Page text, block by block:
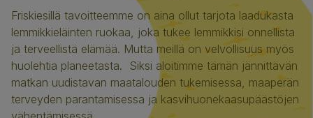
Friskiesillä tavoitteemme on aina ollut tarjota laadukasta
lemmikkieläinten ruokaa, joka tukee lemmikkisi onnellista
ja terveellistä elämää. Mutta meillä on velvollisuus myös
huolehtia planeetasta. Siksi aloitimme tämän jännittävän
matkan uudistavan maatalouden tukemisessa, maaperän
terveyden parantamisessa ja kasvihuonekaasupäästöjen